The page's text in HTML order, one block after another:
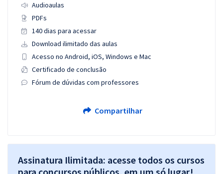
Audioaulas
PDFs
140 dias para acessar
Download ilimitado das aulas
Acesso no Android, iOS, Windows e Mac
Certificado de conclusão
Fórum de dúvidas com professores
Compartilhar
Assinatura Ilimitada: acesse todos os cursos